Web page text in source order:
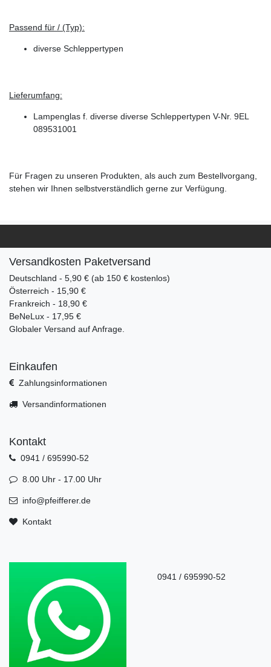
Passend für / (Typ):
diverse Schleppertypen
Lieferumfang:
Lampenglas f. diverse diverse Schleppertypen V-Nr. 9EL
089531001
Für Fragen zu unseren Produkten, als auch zum Bestellvorgang,
stehen wir Ihnen selbstverständlich gerne zur Verfügung.
Versandkosten Paketversand
Deutschland - 5,90 € (ab 150 € kostenlos)
Österreich - 15,90 €
Frankreich - 18,90 €
BeNeLux - 17,95 €
Globaler Versand auf Anfrage.
Einkaufen
Zahlungsinformationen
Versandinformationen
Kontakt
0941 / 695990-52
8.00 Uhr - 17.00 Uhr
info@pfeifferer.de
Kontakt
0941 / 695990-52